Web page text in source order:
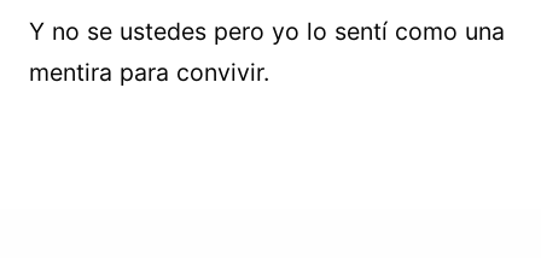
Y no se ustedes pero yo lo sentí como una
mentira para convivir.